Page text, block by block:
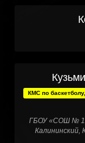
КМС по
ГБОУ «СОШ №
Калининский,